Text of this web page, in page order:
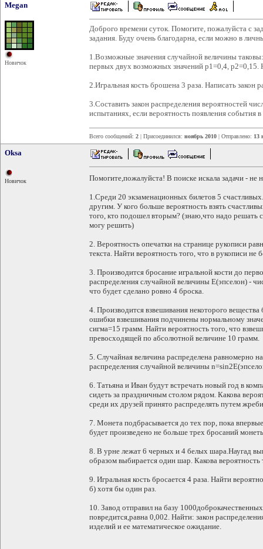
Megan
Новичок
Доброго времени суток. Помогите, пожалуйста с
задания. Буду очень благодарна, если можно в
1.Возможные значения случайной величины
первых двух возможных значений p1=0,4, p2=0,15.
2.Игральная кость брошена 3 раза. Написать закон
3.Составить закон распределения вероятностей
испытаниях, если вероятность появления события
Всего сообщений: 2 | Присоединился: ноябрь 2010 | Отправлено: 13
Oksa
Новичок Помогите,пожалуйста! В поиске искала задачи - не
1.Среди 20 экзаменационных билетов 5
другим. У кого больше вероятность взять
того, кто подошел вторым? (знаю,что надо
могу решить)
2. Вероятность опечатки на странице рукописи
текста. Найти вероятность того, что в рукописи не
3. Производится бросание игральной кости до
распределения случайной величины Е(эпселон) -
что будет сделано ровно 4 броска.
4. Производится взвешивания некоторого
ошибки взвешивания подчинены нормальному
сигма=15 грамм. Найти вероятность того, что
превосходящей по абсолютной величине 10 грамм.
5. Случайная величина распределена равномерно
распределения случайной величины
6. Татьяна и Иван будут встречать новый год в
сидеть за праздничным столом рядом. Какова
среди их друзей принято распределять путем
7. Монета подбрасывается до тех пор, пока
будет произведено не больше трех бросаний
8. В урне лежат 6 черных и 4 белых шара.Наугад
образом выбирается один шар. Какова
9. Игральная кость бросается 4 раза. Найти
б) хотя бы один раз.
10. Завод отправил на базу
повредится,равна 0,002. Найти: закон
изделий и ее математическое ожидание.